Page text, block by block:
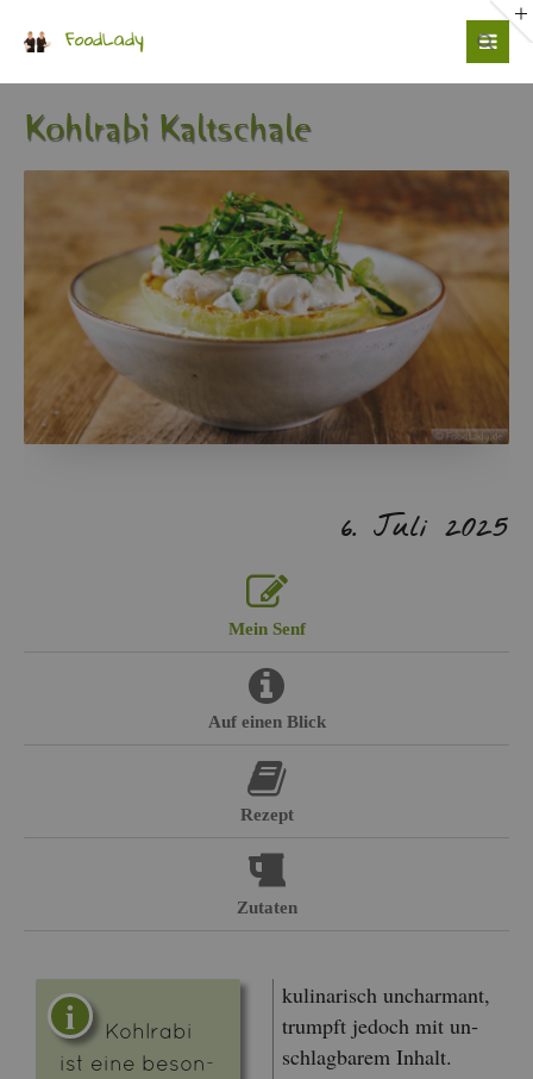
Anmelden
Kohl­ra­bi Kalt­scha­le
6. Juli 2025
Mein Senf
Auf einen Blick
Re­zept
Zu­ta­ten
Kohl­ra­bi
ist eine be­son­
ku­li­na­risch un­char­mant,
trumpft je­doch mit un­
schlag­ba­rem In­halt.